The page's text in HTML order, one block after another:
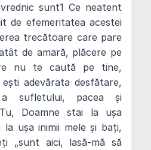
sunt1 Ce neatent
de efemeritatea acestei
trecătoare care pare
de amară, plăcere pe
nu te caută pe tine,
adevărata desfătare,
a sufletului, pacea și
Doamne stai la ușa
ușa inimii mele și bați,
„sunt aici, lasă-mă să